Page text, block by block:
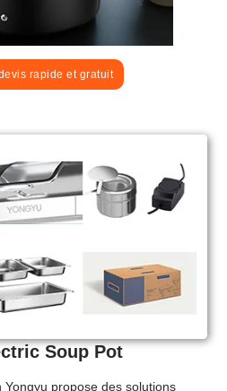
rapide et gratuit
Soup Pot
propose des solutions